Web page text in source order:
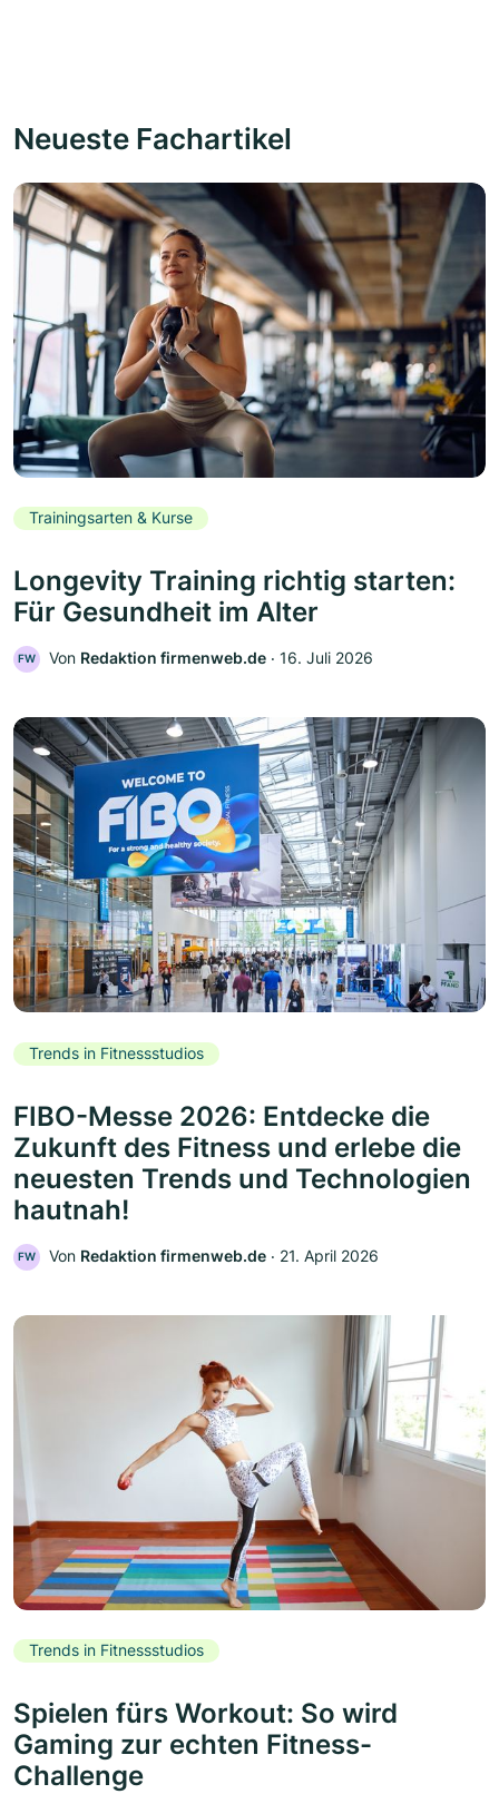
Neueste Fachartikel
Trainingsarten & Kurse
Longevity Training richtig starten:
Für Gesundheit im Alter
FW Von Redaktion firmenweb.de ‧ 16. Juli 2026
Trends in Fitnessstudios
FIBO-Messe 2026: Entdecke die
Zukunft des Fitness und erlebe die
neuesten Trends und Technologien
hautnah!
FW Von Redaktion firmenweb.de ‧ 21. April 2026
Trends in Fitnessstudios
Spielen fürs Workout: So wird
Gaming zur echten Fitness-
Challenge